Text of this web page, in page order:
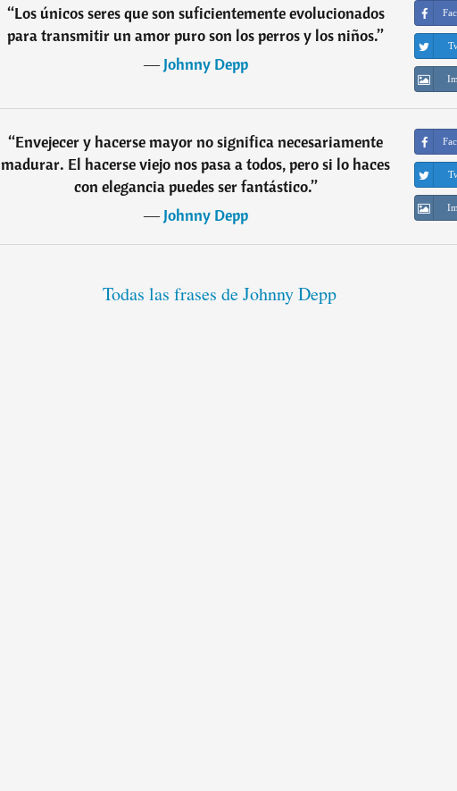
“Los únicos seres que son suficientemente evolucionados
para transmitir un amor puro son los perros y los niños.”
―Johnny Depp
“Envejecer y hacerse mayor no significa necesariamente
madurar. El hacerse viejo nos pasa a todos, pero si lo haces
con elegancia puedes ser fantástico.”
―Johnny Depp
Todas las frases de Johnny Depp